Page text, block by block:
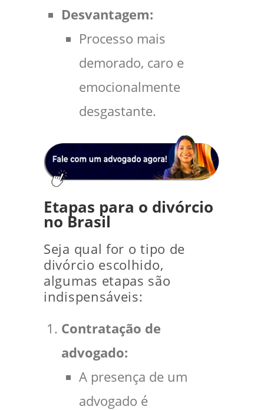
Desvantagem:
Processo mais
demorado, caro e
emocionalmente
desgastante.
Etapas para o divórcio
no Brasil
Seja qual for o tipo de
divórcio escolhido,
algumas etapas são
indispensáveis:
Contratação de
advogado:
A presença de um
advogado é